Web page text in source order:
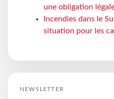
une obligation
Incendies dans le
situation pour les
NEWSLETTER